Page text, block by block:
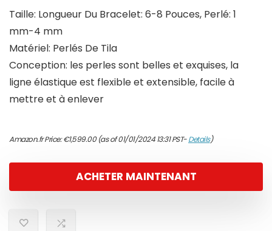
Taille: Longueur Du Bracelet: 6-8 Pouces, Perlé: 1
mm-4 mm
Matériel: Perlés De Tila
Conception: les perles sont belles et exquises, la
ligne élastique est flexible et extensible, facile à
mettre et à enlever
Amazon.fr Price:€1,599.00(as of 01/01/2024 13:31 PST-Details)
ACHETER MAINTENANT